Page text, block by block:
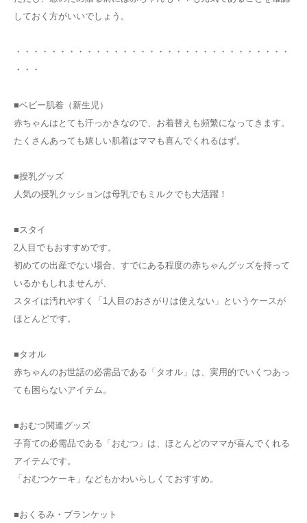
しておく方がいいでしょう。
・・・・・・・・・・・・・・・・・・・・・・・・・・・・・・・
・・・
■ベビー肌着（新生児）
赤ちゃんはとても汗っかきなので、お着替えも頻繁になってきます。
たくさんあっても嬉しい肌着はママも喜んでくれるはず。
■授乳グッズ
人気の授乳クッションは母乳でもミルクでも大活躍！
■スタイ
2人目でもおすすめです。
初めての出産でない場合、すでにある程度の赤ちゃんグッズを持って
いるかもしれませんが、
スタイは汚れやすく「1人目のおさがりは使えない」というケースが
ほとんどです。
■タオル
赤ちゃんのお世話の必需品である「タオル」は、実用的でいくつあっ
ても困らないアイテム。
■おむつ関連グッズ
子育ての必需品である「おむつ」は、ほとんどのママが喜んでくれる
アイテムです。
「おむつケーキ」などもかわいらしくておすすめ。
■おくるみ・ブランケット